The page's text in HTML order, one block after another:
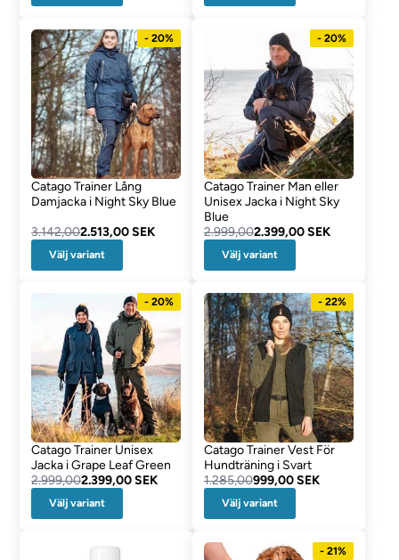
- 20%
Catago Trainer Lång
Damjacka i Night Sky Blue
3.142,002.513,00 SEK
Välj variant
- 20%
Catago Trainer Man eller
Unisex Jacka i Night Sky
Blue
2.999,002.399,00 SEK
Välj variant
- 20%
Catago Trainer Unisex
Jacka i Grape Leaf Green
2.999,002.399,00 SEK
Välj variant
- 22%
Catago Trainer Vest För
Hundträning i Svart
1.285,00999,00 SEK
Välj variant
- 21%